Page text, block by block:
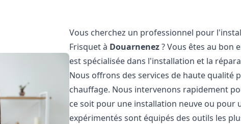
Vous cherchez un professionnel pour
Frisquet à Douarnenez? Vous êtes au bon
est spécialisée dans l'installation et la
Nous offrons des services de haute qualité
chauffage. Nous intervenons rapidement
ce soit pour une installation neuve ou pour
expérimentés sont équipés des outils les